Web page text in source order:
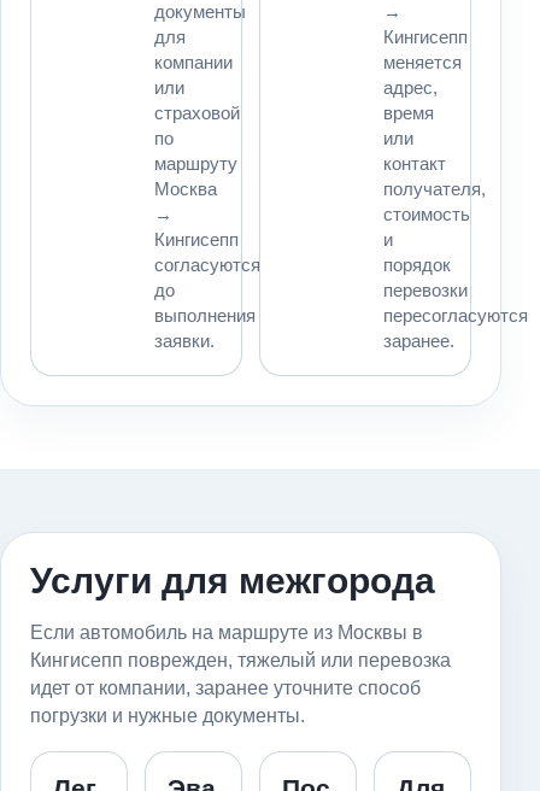
документы
для
компании
или
страховой
по
маршруту
Москва
→
Кингисепп
согласуются
до
выполнения
заявки.
→
Кингисепп
меняется
адрес,
время
или
контакт
получателя,
стоимость
и
порядок
перевозки
пересогласуются
заранее.
Услуги для межгорода
Если автомобиль на маршруте из Москвы в
Кингисепп поврежден, тяжелый или перевозка
идет от компании, заранее уточните способ
погрузки и нужные документы.